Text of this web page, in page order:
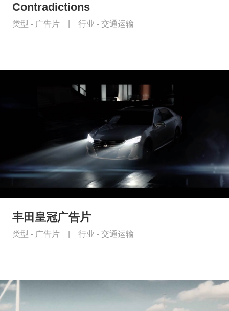
Contradictions
类型 - 广告片 行业 - 交通运输
丰田皇冠广告片
类型 - 广告片 行业 - 交通运输